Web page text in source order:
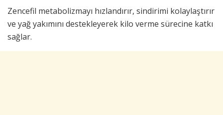
Zencefil metabolizmayı hızlandırır, sindirimi kolaylaştırır
ve yağ yakımını destekleyerek kilo verme sürecine katkı
sağlar.